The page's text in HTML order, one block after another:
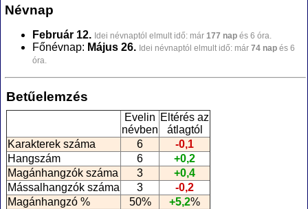
Névnap
Február 12. Idei névnaptól elmult idő: már 177 nap és 6 óra.
Főnévnap: Május 26. Idei névnaptól elmult idő: már 74 nap és 6
óra.
Betűelemzés
Evelin
névben
Eltérés az
átlagtól
Karakterek száma
6
-0,1
Hangszám
6
+0,2
Magánhangzók száma
3
+0,4
Mássalhangzók száma
3
-0,2
Magánhangzó %
50% +5,2%